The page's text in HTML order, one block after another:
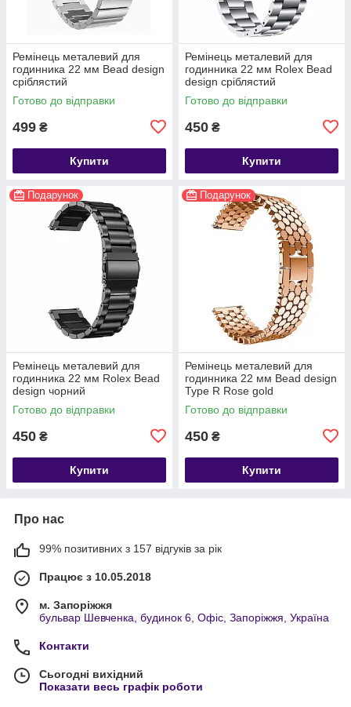
Ремінець металевий для
годинника 22 мм Bead design
сріблястий
Готово до відправки
499 ₴
Купити
Ремінець металевий для
годинника 22 мм Rolex Bead
design сріблястий
Готово до відправки
450 ₴
Купити
Подарунок
Ремінець металевий для
годинника 22 мм Rolex Bead
design чорний
Готово до відправки
450 ₴
Купити
Подарунок
Ремінець металевий для
годинника 22 мм Bead design
Type R Rose gold
Готово до відправки
450 ₴
Купити
Про нас
99% позитивних з 157 відгуків за рік
Працює з 10.05.2018
м. Запоріжжя
бульвар Шевченка, будинок 6, Офіс, Запоріжжя, Україна
Контакти
Сьогодні вихідний
Показати весь графік роботи